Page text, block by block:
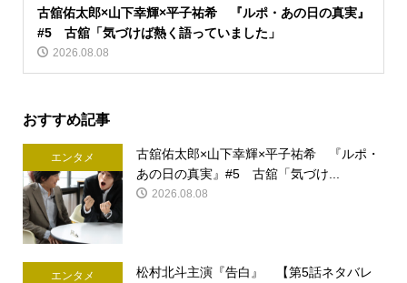
古舘佑太郎×山下幸輝×平子祐希 『ルポ・あの日の真実』
#5 古舘「気づけば熱く語っていました」
2026.08.08
おすすめ記事
エンタメ
古舘佑太郎×山下幸輝×平子祐希 『ルポ・
あの日の真実』#5 古舘「気づけ...
2026.08.08
エンタメ
松村北斗主演『告白』 【第5話ネタバレ